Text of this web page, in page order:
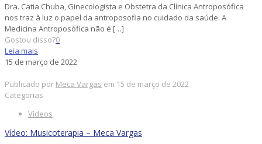
Dra. Catia Chuba, Ginecologista e Obstetra da Clínica Antroposófica
nos traz à luz o papel da antroposofia no cuidado da saúde. A
Medicina Antroposófica não é […]
Gostou disso?0
Leia mais
15 de março de 2022
Publicado por Meca Vargas em 15 de março de 2022
Categorias
Vídeos
Vídeo: Musicoterapia – Meca Vargas